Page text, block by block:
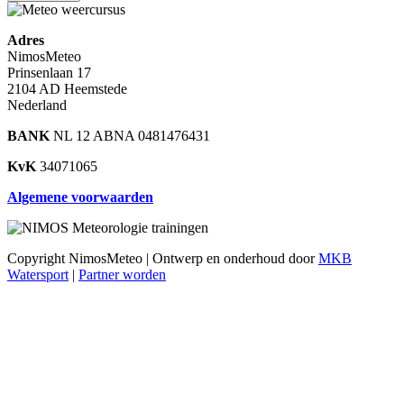
Adres
NimosMeteo
Prinsenlaan 17
2104 AD Heemstede
Nederland
BANK NL 12 ABNA 0481476431
KvK 34071065
Algemene voorwaarden
Copyright NimosMeteo | Ontwerp en onderhoud doorMKB
Watersport | Partner worden